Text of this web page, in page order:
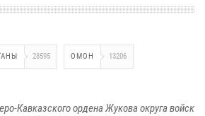
28595 ОМОН 13206
Кавказского ордена Жукова округа войск